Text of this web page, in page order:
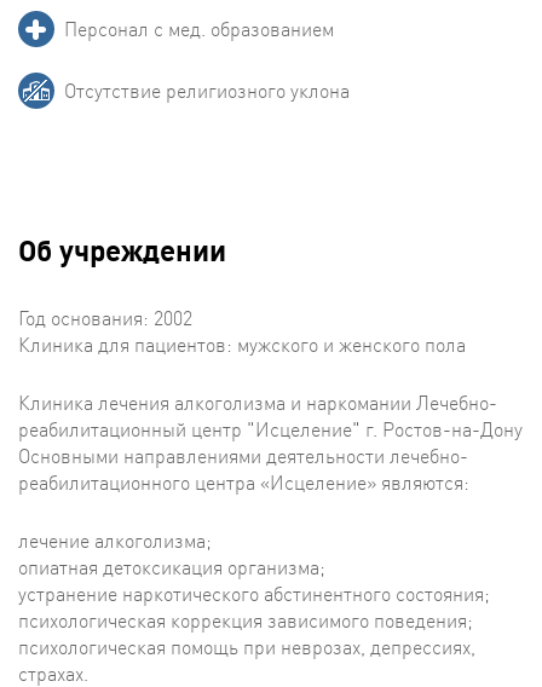
Персонал с мед. образованием
Отсутствие религиозного уклона
Об учреждении
Год основания: 2002
Клиника для пациентов: мужского и женского пола
Клиника лечения алкоголизма и наркомании Лечебно-
реабилитационный центр "Исцеление" г. Ростов-на-Дону
Основными направлениями деятельности лечебно-
реабилитационного центра «Исцеление» являются:
лечение алкоголизма;
опиатная детоксикация организма;
устранение наркотического абстинентного состояния;
психологическая коррекция зависимого поведения;
психологическая помощь при неврозах, депрессиях,
страхах.